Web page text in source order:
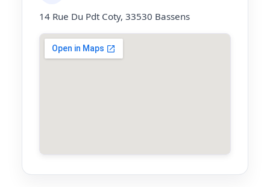
14 Rue Du Pdt Coty, 33530 Bassens